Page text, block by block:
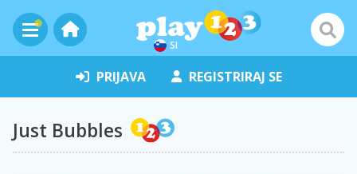
SI
PRIJAVA REGISTRIRAJ SE
Just Bubbles